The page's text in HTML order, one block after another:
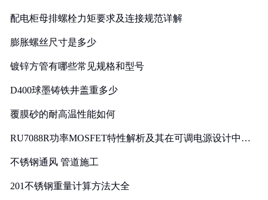
配电柜母排螺栓力矩要求及连接规范详解
膨胀螺丝尺寸是多少
镀锌方管有哪些常见规格和型号
D400球墨铸铁井盖重多少
覆膜砂的耐高温性能如何
RU7088R功率MOSFET特性解析及其在可调电源设计中的
不锈钢通风 管道施工
201不锈钢重量计算方法大全